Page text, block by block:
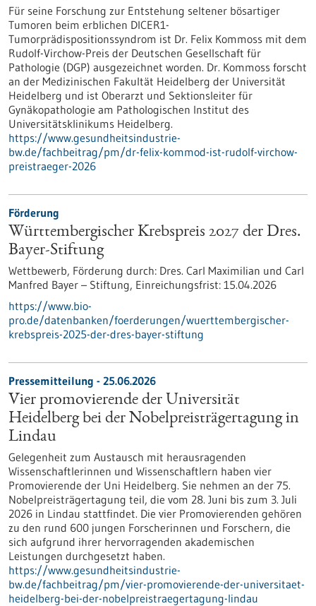
Für seine Forschung zur Entstehung seltener bösartiger
Tumoren beim erblichen DICER1-
Tumorprädispositionssyndrom ist Dr. Felix Kommoss mit dem
Rudolf-Virchow-Preis der Deutschen Gesellschaft für
Pathologie (DGP) ausgezeichnet worden. Dr. Kommoss forscht
an der Medizinischen Fakultät Heidelberg der Universität
Heidelberg und ist Oberarzt und Sektionsleiter für
Gynäkopathologie am Pathologischen Institut des
Universitätsklinikums Heidelberg.
https://www.gesundheitsindustrie-
bw.de/fachbeitrag/pm/dr-felix-kommod-ist-rudolf-virchow-
preistraeger-2026
Förderung
Württembergischer Krebspreis 2027 der Dres.
Bayer-Stiftung
Wettbewerb, Förderung durch: Dres. Carl Maximilian und Carl
Manfred Bayer – Stiftung, Einreichungsfrist: 15.04.2026
https://www.bio-
pro.de/datenbanken/foerderungen/wuerttembergischer-
krebspreis-2025-der-dres-bayer-stiftung
Pressemitteilung - 25.06.2026
Vier promovierende der Universität
Heidelberg bei der Nobelpreisträgertagung in
Lindau
Gelegenheit zum Austausch mit herausragenden
Wissenschaftlerinnen und Wissenschaftlern haben vier
Promovierende der Uni Heidelberg. Sie nehmen an der 75.
Nobelpreisträgertagung teil, die vom 28. Juni bis zum 3. Juli
2026 in Lindau stattfindet. Die vier Promovierenden gehören
zu den rund 600 jungen Forscherinnen und Forschern, die
sich aufgrund ihrer hervorragenden akademischen
Leistungen durchgesetzt haben.
https://www.gesundheitsindustrie-
bw.de/fachbeitrag/pm/vier-promovierende-der-universitaet-
heidelberg-bei-der-nobelpreistraegertagung-lindau